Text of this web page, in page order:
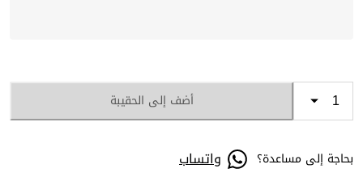
أضف إلى الحقيبة
بحاجة إلى مساعدة؟ واتساب